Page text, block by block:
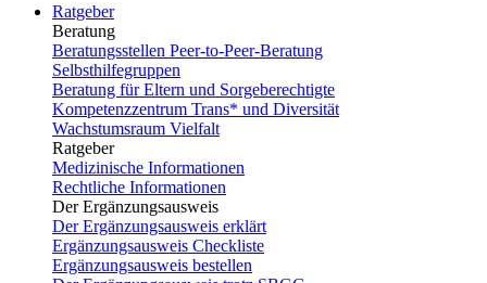
Ratgeber
Beratung
Beratungsstellen Peer-to-Peer-Beratung
Selbsthilfegruppen
Beratung für Eltern und Sorgeberechtigte
Kompetenzzentrum Trans* und Diversität
Wachstumsraum Vielfalt
Ratgeber
Medizinische Informationen
Rechtliche Informationen
Der Ergänzungsausweis
Der Ergänzungsausweis erklärt
Ergänzungsausweis Checkliste
Ergänzungsausweis bestellen